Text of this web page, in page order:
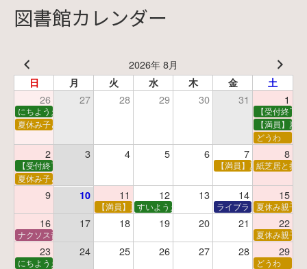
図書館カレンダー
2026年 8月
日 月 火 水 木 金 土
26 27 28 29 30 31 1
にちようえほん
【受付終了
夏休み子ども映画会
【満員】夏
どうわ
2 3 4 5 6 7 8
【受付終了】親子で挑戦！調べ学習ワークショップ 【満員】夏休み科学あ
紙芝居と折
夏休み子ども平和映画会
9 10 11 12 13 14 15
【満員】夏休みおはなし工作会
すいようえほん ライブラリーシアター
夏休み親子
16 17 18 19 20 21 22
ナクソス音楽会 第5回 NHK交響楽団創立100年 夏休み親子
23 24 25 26 27 28 29
にちようえほん
どうわ